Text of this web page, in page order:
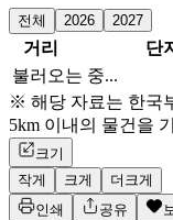
전체 2026 2027
거리 단
불러오는 중...
※ 해당 자료는 한국
5km 이내의 물건을
크기
작게
크게
더크게
인쇄
공유